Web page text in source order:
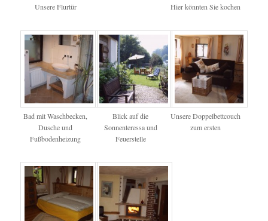
Unsere Flurtür Hier könnten Sie kochen
Bad mit Waschbecken,
Dusche und
Fußbodenheizung
Blick auf die
Sonnenteressa und
Feuerstelle
Unsere Doppelbettcouch
zum ersten